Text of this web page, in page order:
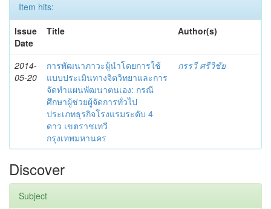
Item hits:
Issue
Date
Title Author(s)
2014-
05-20
การพัฒนาภาวะผู้นำโดยการใช้
แบบประเมินทางจิตวิทยาและการ
จัดทำแผนพัฒนาตนเอง: กรณี
ศึกษาผู้ช่วยผู้จัดการทั่วไป
ประเภทธุรกิจโรงแรมระดับ 4
ดาว เขตราชเทวี
กรุงเทพมหานคร
กรรวี ศรีวิชัย
Discover
Subject